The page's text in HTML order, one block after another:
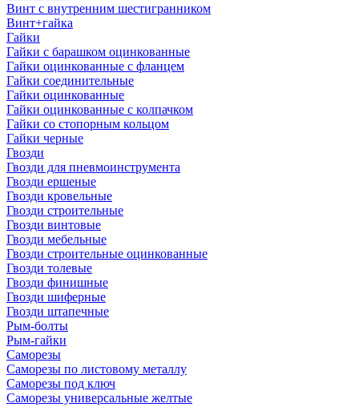
Винт с внутренним шестигранником
Винт+гайка
Гайки
Гайки с барашком оцинкованные
Гайки оцинкованные с фланцем
Гайки соединительные
Гайки оцинкованные
Гайки оцинкованные с колпачком
Гайки со стопорным кольцом
Гайки черные
Гвозди
Гвозди для пневмоинструмента
Гвозди ершеные
Гвозди кровельные
Гвозди строительные
Гвозди винтовые
Гвозди мебельные
Гвозди строительные оцинкованные
Гвозди толевые
Гвозди финишные
Гвозди шиферные
Гвозди штапечные
Рым-болты
Рым-гайки
Саморезы
Саморезы по листовому металлу
Саморезы под ключ
Саморезы универсальные желтые